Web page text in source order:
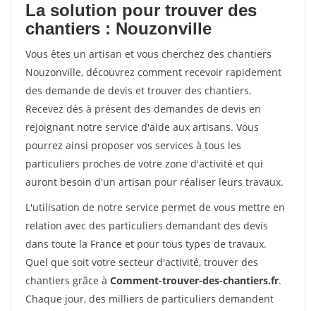
La solution pour trouver des
chantiers : Nouzonville
Vous êtes un artisan et vous cherchez des chantiers
Nouzonville, découvrez comment recevoir rapidement
des demande de devis et trouver des chantiers.
Recevez dès à présent des demandes de devis en
rejoignant notre service d'aide aux artisans. Vous
pourrez ainsi proposer vos services à tous les
particuliers proches de votre zone d'activité et qui
auront besoin d'un artisan pour réaliser leurs travaux.
L'utilisation de notre service permet de vous mettre en
relation avec des particuliers demandant des devis
dans toute la France et pour tous types de travaux.
Quel que soit votre secteur d'activité, trouver des
chantiers grâce à Comment-trouver-des-chantiers.fr.
Chaque jour, des milliers de particuliers demandent